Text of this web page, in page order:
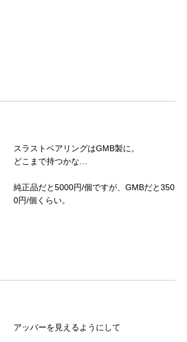
スラストベアリングはGMB製に。
どこまで持つかな…
純正品だと5000円/個ですが、GMBだと350
0円/個くらい。
アッパーを見えるようにして